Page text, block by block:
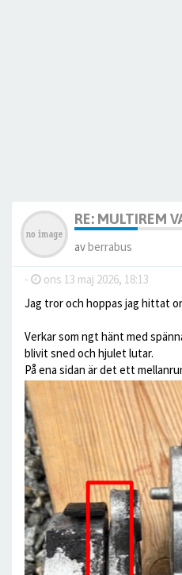
RE: MULTIREM
avberrabus
- ons 13 maj 2026, 18:13
Jag tror och hoppas jag hittat
Verkar som ngt hänt med
blivit sned och hjulet lutar.
På ena sidan är det ett